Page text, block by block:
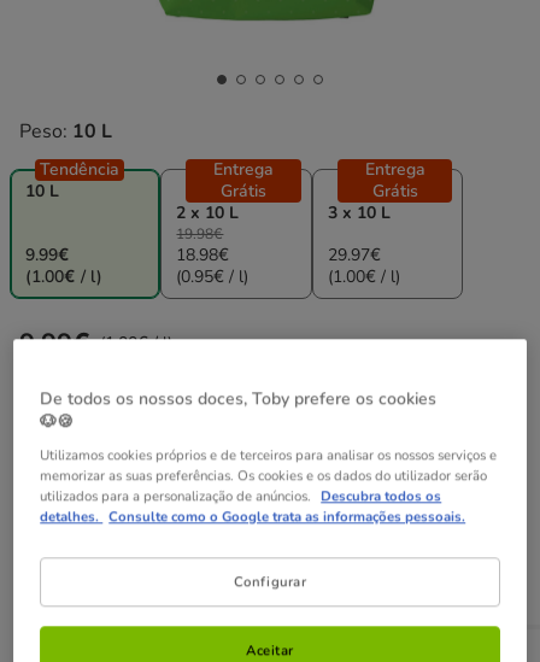
Peso: 10 L
10 L
Tendência
9.99€
(1.00€ / l)
2 x 10 L
Entrega
Grátis
19.98€
18.98€
(0.95€ / l)
3 x 10 L
Entrega
Grátis
29.97€
(1.00€ / l)
Não perca estas promoções!
Entrega Grátis Direto na compra de referências para gato
com um valor igual ou superior a 39€. Ver condições
Preço 9.99€, 1.00 EUR por l
9.99€ (1.00€ / l)
Adicionar ao carrinho
De todos os nossos doces, Toby prefere os cookies
🐶🍪
Utilizamos cookies próprios e de terceiros para analisar os nossos serviços e
memorizar as suas preferências. Os cookies e os dados do utilizador serão
utilizados para a personalização de anúncios. Descubra todos os
detalhes. Consulte como o Google trata as informações pessoais.
Configurar
Aceitar